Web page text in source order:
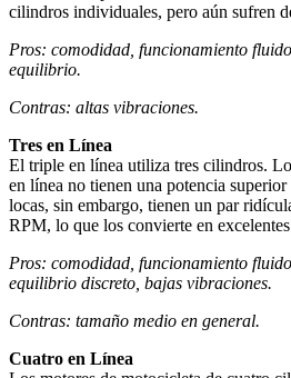
cilindros individuales, pero aún sufren
Pros: comodidad, funcionamiento
equilibrio.
Contras: altas vibraciones.
Tres en Línea
El triple en línea utiliza tres cilindros.
en línea no tienen una potencia
locas, sin embargo, tienen un par
RPM, lo que los convierte en
Pros: comodidad, funcionamiento
equilibrio discreto, bajas vibraciones.
Contras: tamaño medio en general.
Cuatro en Línea